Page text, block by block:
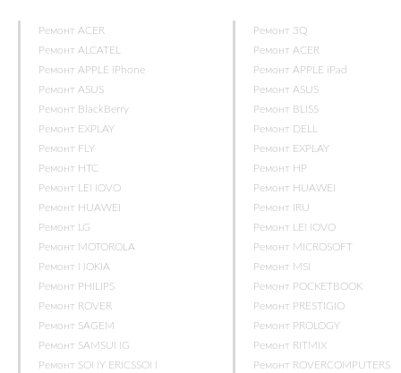
Ремонт ACER
Ремонт ALCATEL
Ремонт APPLE iPhone
Ремонт ASUS
Ремонт BlackBerry
Ремонт EXPLAY
Ремонт FLY
Ремонт HTC
Ремонт LENOVO
Ремонт HUAWEI
Ремонт LG
Ремонт MOTOROLA
Ремонт NOKIA
Ремонт PHILIPS
Ремонт ROVER
Ремонт SAGEM
Ремонт SAMSUNG
Ремонт SONY ERICSSON
Ремонт 3Q
Ремонт ACER
Ремонт APPLE iPad
Ремонт ASUS
Ремонт BLISS
Ремонт DELL
Ремонт EXPLAY
Ремонт HP
Ремонт HUAWEI
Ремонт IRU
Ремонт LENOVO
Ремонт MICROSOFT
Ремонт MSI
Ремонт POCKETBOOK
Ремонт PRESTIGIO
Ремонт PROLOGY
Ремонт RITMIX
Ремонт ROVERCOMPUTERS